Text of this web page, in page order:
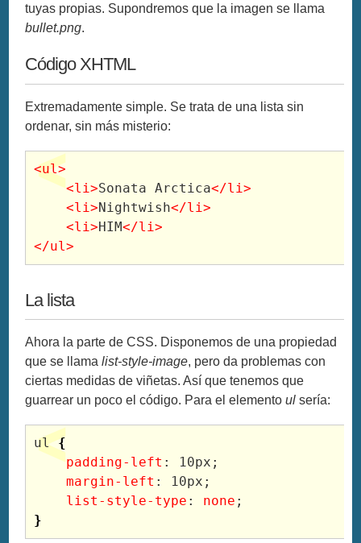
tuyas propias. Supondremos que la imagen se llama
bullet.png.
Código XHTML
Extremadamente simple. Se trata de una lista sin
ordenar, sin más misterio:
<ul>
<li>Sonata Arctica</li>
<li>Nightwish</li>
<li>HIM</li>
</ul>
La lista
Ahora la parte de CSS. Disponemos de una propiedad
que se llamalist-style-image, pero da problemas con
ciertas medidas de viñetas. Así que tenemos que
guarrear un poco el código. Para el elementoul sería:
ul {
padding-left : 10px;
margin-left : 10px;
list-style-type : none
}